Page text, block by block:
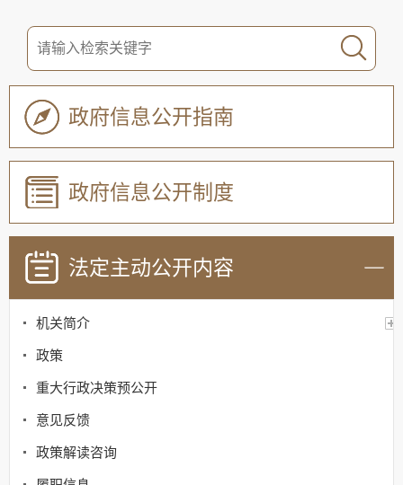
政府信息公开指南
政府信息公开制度
法定主动公开内容
机关简介
政策
重大行政决策预公开
意见反馈
政策解读咨询